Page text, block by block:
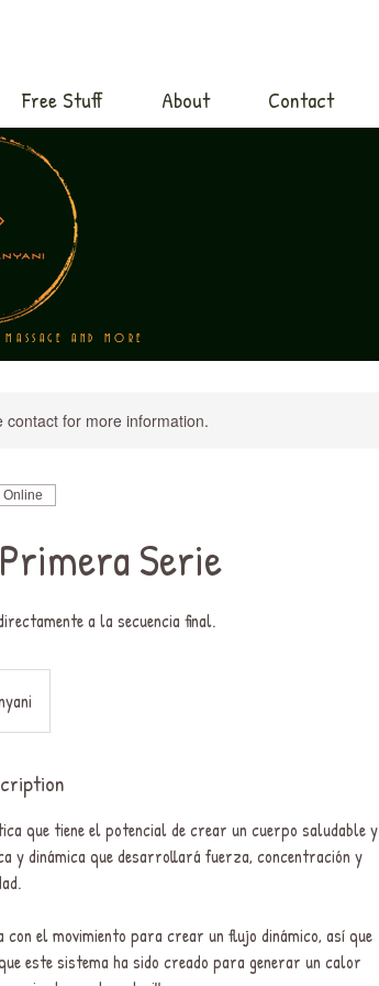
Free Stuff About Contact
for more information.
Serie
a la secuencia final.
que tiene el potencial de crear un cuerpo saludable y
y dinámica que desarrollará fuerza, concentración y
el movimiento para crear un flujo dinámico, así que
este sistema ha sido creado para generar un calor
AND MORE